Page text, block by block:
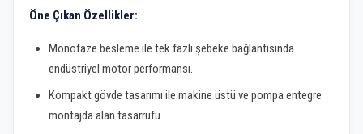
Öne Çıkan Özellikler:
Monofaze besleme ile tek fazlı şebeke bağlantısında
endüstriyel motor performansı.
Kompakt gövde tasarımı ile makine üstü ve pompa entegre
montajda alan tasarrufu.